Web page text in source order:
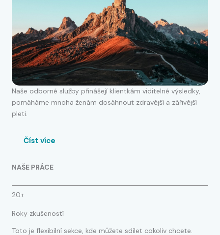
Naše odborné služby přinášejí klientkám viditelné výsledky,
pomáháme mnoha ženám dosáhnout zdravější a zářivější
pleti.
Číst více
NAŠE PRÁCE
20+
Roky zkušeností
Toto je flexibilní sekce, kde můžete sdílet cokoliv chcete.